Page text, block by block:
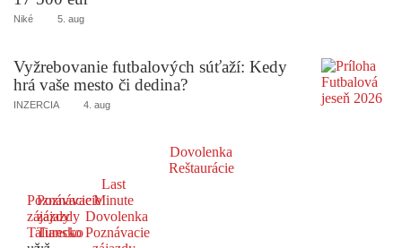
Niké 5. aug
Vyžrebovanie futbalových súťaží: Kedy
hrá vaše mesto či dedina?
INZERCIA 4. aug
Dovolenka
Reštaurácie
Poznávacie
zájazdy
Taliansko
Poznávacie
zájazdy
Turecko
Last
Minute
Dovolenka
Poznávacie